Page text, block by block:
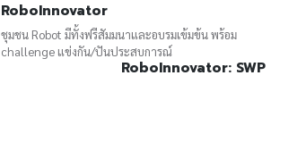
RoboInnovator
ชุมชน Robot มีทั้งฟรีสัมมนาและอบรมเข้มข้น พร้อม
challenge แข่งกัน/ปันประสบการณ์
RoboInnovator: SWP